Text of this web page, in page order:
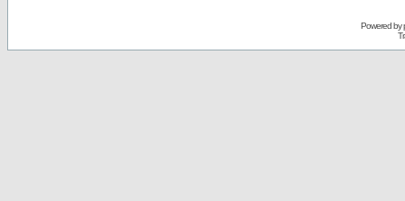
Powered by